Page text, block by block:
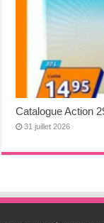
Catalogue Action
31 juillet 2026